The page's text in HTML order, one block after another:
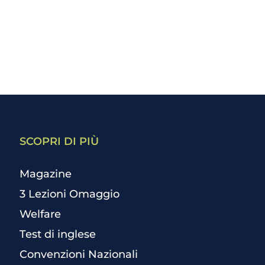
SCOPRI DI PIÙ
Magazine
3 Lezioni Omaggio
Welfare
Test di inglese
Convenzioni Nazionali